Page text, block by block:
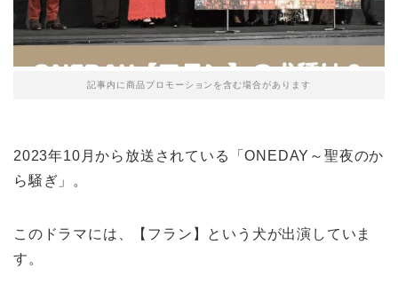
記事内に商品プロモーションを含む場合があります
2023年10月から放送されている「ONEDAY～聖夜のか
ら騒ぎ」。
このドラマには、【フラン】という犬が出演していま
す。